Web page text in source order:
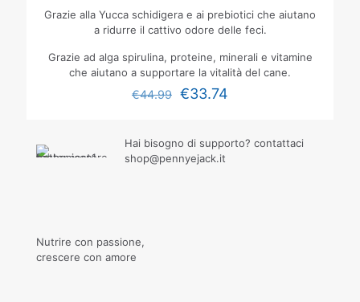
Grazie alla Yucca schidigera e ai prebiotici che aiutano
a ridurre il cattivo odore delle feci.
Grazie ad alga spirulina, proteine, minerali e vitamine
che aiutano a supportare la vitalità del cane.
€44.99 €33.74
Hai bisogno di supporto? contattaci
shop@pennyejack.it
Nutrire con passione,
crescere con amore